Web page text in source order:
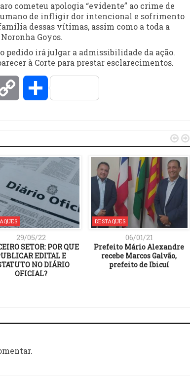
cometeu apologia “evidente” ao crime de
de infligir dor intencional e sofrimento
dessas vítimas, assim como a toda a
Goyos.
pedido irá julgar a admissibilidade da ação.
à Corte para prestar esclarecimentos.
Copy Compartilhar
29/05/22
SETOR: POR QUE
EDITAL E
NO DIÁRIO
OFICIAL?
DESTAQUES
06/01/21
Prefeito Mário Alexandre
recebe Marcos Galvão,
prefeito de Ibicuí
 